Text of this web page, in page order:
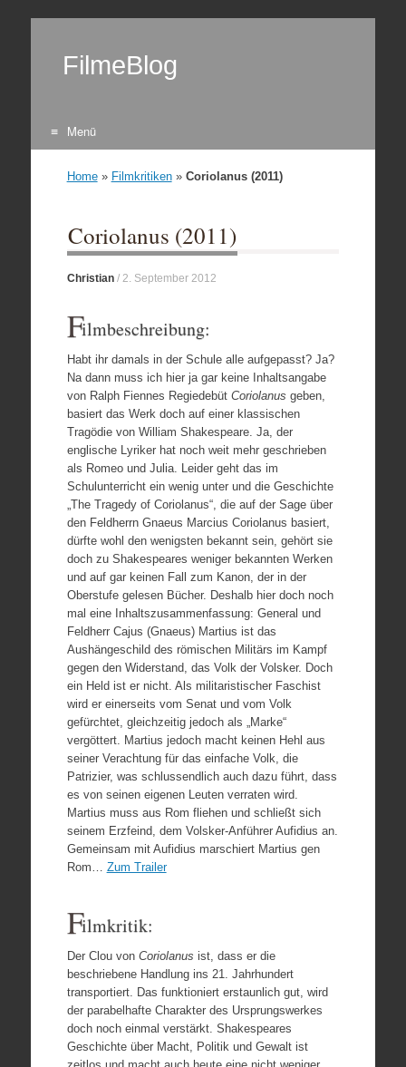
FilmeBlog
Menü
Home» Filmkritiken» Coriolanus (2011)
Coriolanus (2011)
Christian/ 2. September 2012
Filmbeschreibung:
Habt ihr damals in der Schule alle aufgepasst? Ja?
Na dann muss ich hier ja gar keine Inhaltsangabe
von Ralph Fiennes Regiedebüt Coriolanus geben,
basiert das Werk doch auf einer klassischen
Tragödie von William Shakespeare. Ja, der
englische Lyriker hat noch weit mehr geschrieben
als Romeo und Julia. Leider geht das im
Schulunterricht ein wenig unter und die Geschichte
„The Tragedy of Coriolanus“, die auf der Sage über
den Feldherrn Gnaeus Marcius Coriolanus basiert,
dürfte wohl den wenigsten bekannt sein, gehört sie
doch zu Shakespeares weniger bekannten Werken
und auf gar keinen Fall zum Kanon, der in der
Oberstufe gelesen Bücher. Deshalb hier doch noch
mal eine Inhaltszusammenfassung: General und
Feldherr Cajus (Gnaeus) Martius ist das
Aushängeschild des römischen Militärs im Kampf
gegen den Widerstand, das Volk der Volsker. Doch
ein Held ist er nicht. Als militaristischer Faschist
wird er einerseits vom Senat und vom Volk
gefürchtet, gleichzeitig jedoch als „Marke“
vergöttert. Martius jedoch macht keinen Hehl aus
seiner Verachtung für das einfache Volk, die
Patrizier, was schlussendlich auch dazu führt, dass
es von seinen eigenen Leuten verraten wird.
Martius muss aus Rom fliehen und schließt sich
seinem Erzfeind, dem Volsker-Anführer Aufidius an.
Gemeinsam mit Aufidius marschiert Martius gen
Rom… Zum Trailer
Filmkritik:
Der Clou von Coriolanus ist, dass er die
beschriebene Handlung ins 21. Jahrhundert
transportiert. Das funktioniert erstaunlich gut, wird
der parabelhafte Charakter des Ursprungswerkes
doch noch einmal verstärkt. Shakespeares
Geschichte über Macht, Politik und Gewalt ist
zeitlos und macht auch heute eine nicht weniger